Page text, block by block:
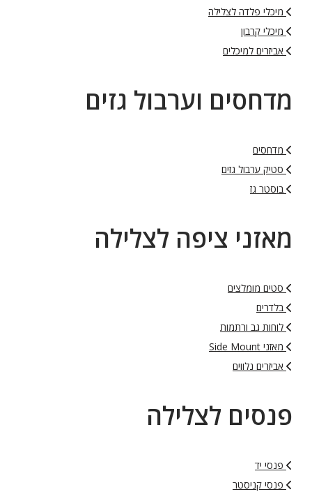
מיכלי פלדה לצלילה
מיכלי קרבון
אביזרים למיכלים
מדחסים וערבול גזים
מדחסים
סטיק ערבול גזים
בוסטר גז
מאזני ציפה לצלילה
סטים מומלצים
בלדרים
לוחות גב ורתמות
מאזני Side Mount
אביזרים נלווים
פנסים לצלילה
פנסי יד
פנסי קניסטר